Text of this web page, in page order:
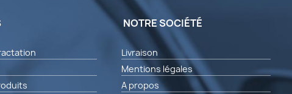
NOTRE SOCIÉTÉ
Livraison
Mentions légales
A propos